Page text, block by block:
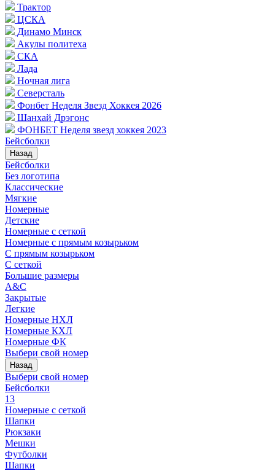
Трактор
ЦСКА
Динамо Минск
Акулы политеха
СКА
Лада
Ночная лига
Северсталь
Фонбет Неделя Звезд Хоккея 2026
Шанхай Дрэгонс
ФОНБЕТ Неделя звезд хоккея 2023
Бейсболки
Назад
Бейсболки
Без логотипа
Классические
Мягкие
Номерные
Детские
Номерные с сеткой
Номерные с прямым козырьком
С прямым козырьком
С сеткой
Большие размеры
A&C
Закрытые
Легкие
Номерные НХЛ
Номерные КХЛ
Номерные ФК
Выбери свой номер
Назад
Выбери свой номер
Бейсболки
13
Номерные с сеткой
Шапки
Рюкзаки
Мешки
Футболки
Шапки